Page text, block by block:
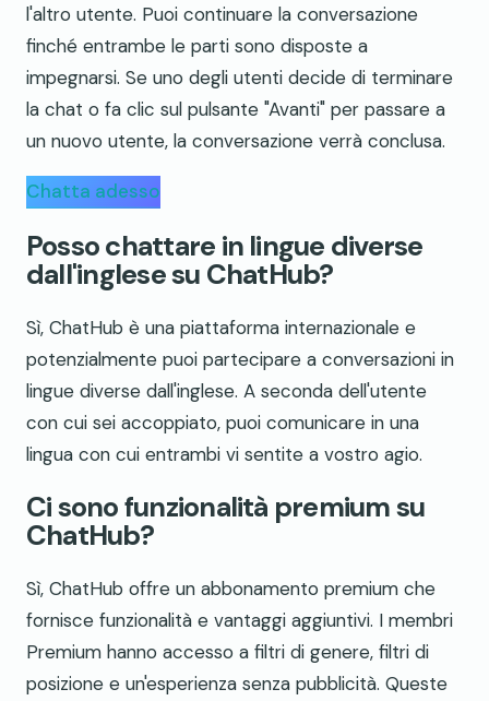
l'altro utente. Puoi continuare la conversazione
finché entrambe le parti sono disposte a
impegnarsi. Se uno degli utenti decide di terminare
la chat o fa clic sul pulsante "Avanti" per passare a
un nuovo utente, la conversazione verrà conclusa.
Chatta adesso
Posso chattare in lingue diverse
dall'inglese su ChatHub?
Sì, ChatHub è una piattaforma internazionale e
potenzialmente puoi partecipare a conversazioni in
lingue diverse dall'inglese. A seconda dell'utente
con cui sei accoppiato, puoi comunicare in una
lingua con cui entrambi vi sentite a vostro agio.
Ci sono funzionalità premium su
ChatHub?
Sì, ChatHub offre un abbonamento premium che
fornisce funzionalità e vantaggi aggiuntivi. I membri
Premium hanno accesso a filtri di genere, filtri di
posizione e un'esperienza senza pubblicità. Queste